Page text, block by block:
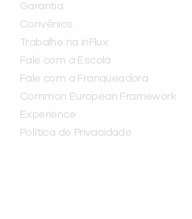
Garantia
Convênios
Trabalhe na inFlux
Fale com a Escola
Fale com a Franqueadora
Common European Framework
Experience
Política de Privacidade